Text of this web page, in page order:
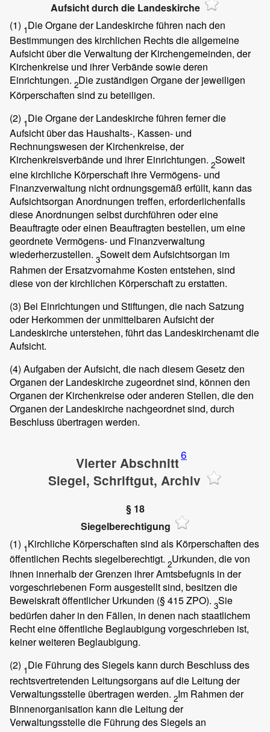
Aufsicht durch die Landeskirche
(1) 1Die Organe der Landeskirche führen nach den
Bestimmungen des kirchlichen Rechts die allgemeine
Aufsicht über die Verwaltung der Kirchengemeinden, der
Kirchenkreise und ihrer Verbände sowie deren
Einrichtungen. 2Die zuständigen Organe der jeweiligen
Körperschaften sind zu beteiligen.
(2) 1Die Organe der Landeskirche führen ferner die
Aufsicht über das Haushalts-, Kassen- und
Rechnungswesen der Kirchenkreise, der
Kirchenkreisverbände und ihrer Einrichtungen. 2Soweit
eine kirchliche Körperschaft ihre Vermögens- und
Finanzverwaltung nicht ordnungsgemäß erfüllt, kann das
Aufsichtsorgan Anordnungen treffen, erforderlichenfalls
diese Anordnungen selbst durchführen oder eine
Beauftragte oder einen Beauftragten bestellen, um eine
geordnete Vermögens- und Finanzverwaltung
wiederherzustellen. 3Soweit dem Aufsichtsorgan im
Rahmen der Ersatzvornahme Kosten entstehen, sind
diese von der kirchlichen Körperschaft zu erstatten.
(3) Bei Einrichtungen und Stiftungen, die nach Satzung
oder Herkommen der unmittelbaren Aufsicht der
Landeskirche unterstehen, führt das Landeskirchenamt die
Aufsicht.
(4) Aufgaben der Aufsicht, die nach diesem Gesetz den
Organen der Landeskirche zugeordnet sind, können den
Organen der Kirchenkreise oder anderen Stellen, die den
Organen der Landeskirche nachgeordnet sind, durch
Beschluss übertragen werden.
Vierter Abschnitt6
Siegel, Schriftgut, Archiv
§ 18
Siegelberechtigung
(1) 1Kirchliche Körperschaften sind als Körperschaften des
öffentlichen Rechts siegelberechtigt. 2Urkunden, die von
ihnen innerhalb der Grenzen ihrer Amtsbefugnis in der
vorgeschriebenen Form ausgestellt sind, besitzen die
Beweiskraft öffentlicher Urkunden (§ 415 ZPO). 3Sie
bedürfen daher in den Fällen, in denen nach staatlichem
Recht eine öffentliche Beglaubigung vorgeschrieben ist,
keiner weiteren Beglaubigung.
(2) 1Die Führung des Siegels kann durch Beschluss des
rechtsvertretenden Leitungsorgans auf die Leitung der
Verwaltungsstelle übertragen werden. 2Im Rahmen der
Binnenorganisation kann die Leitung der
Verwaltungsstelle die Führung des Siegels an